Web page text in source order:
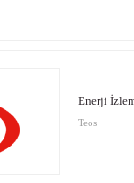
Enerji
Teos